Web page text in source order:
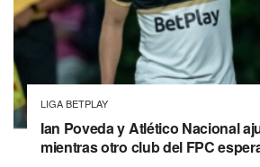
LIGA BETPLAY
Ian Poveda y Atlético Nacional
mientras otro club del FPC